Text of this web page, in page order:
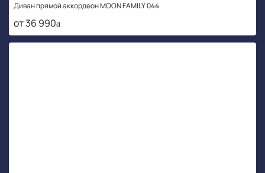
Диван прямой аккордеон MOON FAMILY 044
от 36 990